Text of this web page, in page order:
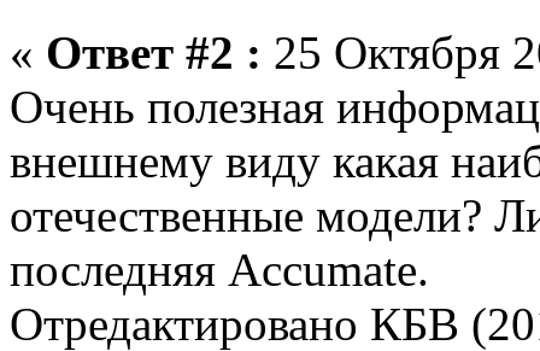
« Ответ #2 : 25 Октября
Очень полезная
внешнему виду какая
отечественные модели?
последняя Accumate.
Отредактировано КБВ